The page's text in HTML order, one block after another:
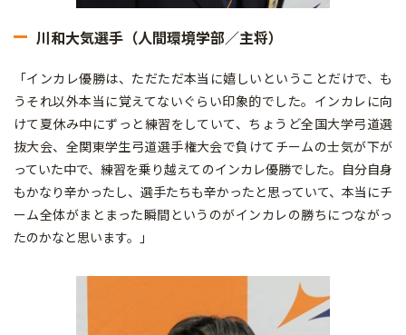
川和大気選手（人間環境学部／主将）
「インカレ優勝は、ただただ本当に嬉しいということだけで、も
うそれ以外本当に覚えてないぐらい印象的でした。インカレに向
けて夏休み中にずっと練習をしていて、ちょうど全国大学弓道選
抜大会、全関東学生弓道選手権大会で負けてチームの士気が下が
っていた中で、練習を乗り越えてのインカレ優勝でした。自分自身
もかなり辛かったし、選手たちも辛かったと思っていて、本当にチ
ーム全体がまとまった瞬間というのがインカレの勝ちにつながっ
たのかなと思います。」